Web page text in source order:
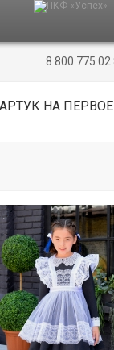
для девочек
СССР
8 800 775 02
НА ПЕРВОЕ